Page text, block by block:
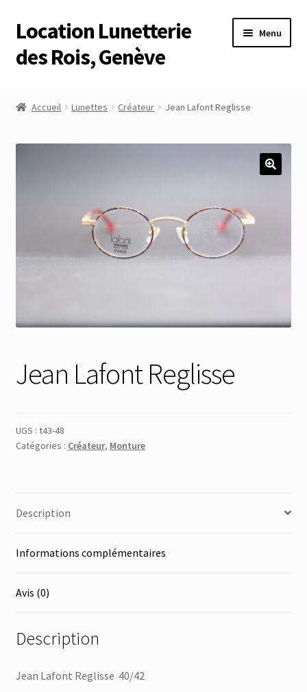
Aller
à
la
Aller
au
contenu
Location Lunetterie
des Rois, Genève
Menu
Mon Compte
Réinitialisation du mot de passe
Accueil Lunettes Créateur Jean Lafont Reglisse
Jean Lafont Reglisse
UGS : t43-48
Catégories : Créateur, Monture
Description
Informations complémentaires
Avis (0)
Description
Jean Lafont Reglisse 40/42